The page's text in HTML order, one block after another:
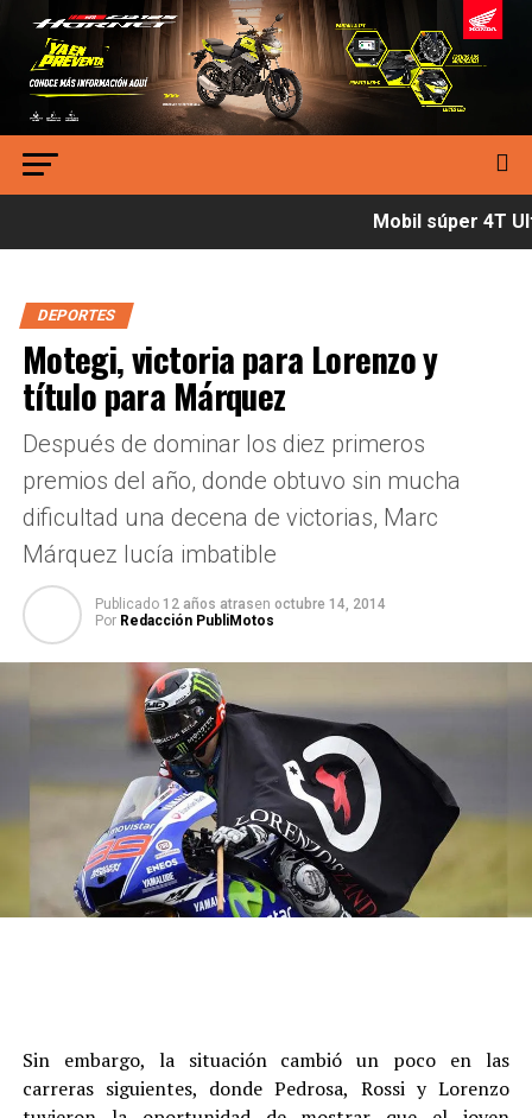
Mobil súper 4T
DEPORTES
Motegi, victoria para Lorenzo y
título para Márquez
Después de dominar los diez primeros
premios del año, donde obtuvo sin mucha
dificultad una decena de victorias, Marc
Márquez lucía imbatible
Publicado 12 años atrasen octubre 14, 2014
Por Redacción PubliMotos
Sin embargo, la situación cambió un poco en las
carreras siguientes, donde Pedrosa, Rossi y Lorenzo